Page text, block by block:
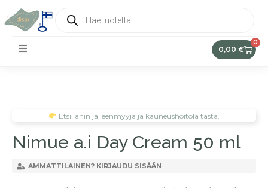
0,00 €
0
Etsi lähin jälleenmyyjä ja kauneushoitola tästä.
Nimue a.i Day Cream 50 ml
AMMATTILAINEN? KIRJAUDU SISÄÄN